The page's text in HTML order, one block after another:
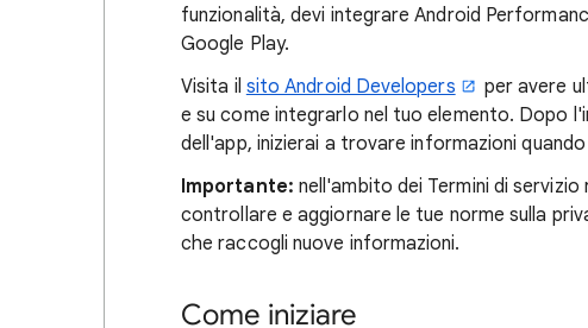
funzionalità, devi integrare Android
Google Play.
Visita il sito Android Developers
per avere
e su come integrarlo nel tuo elemento. Dopo
dell'app, inizierai a trovare informazioni
Importante: nell'ambito dei Termini di
controllare e aggiornare le tue norme sulla
che raccogli nuove informazioni.
Come iniziare